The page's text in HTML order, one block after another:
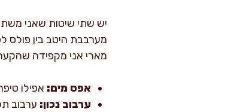
מערבבת היטב בין פולס
מארי אני מקפידה
אפס מים: אפילו
ערבוב נכון: ערבוב